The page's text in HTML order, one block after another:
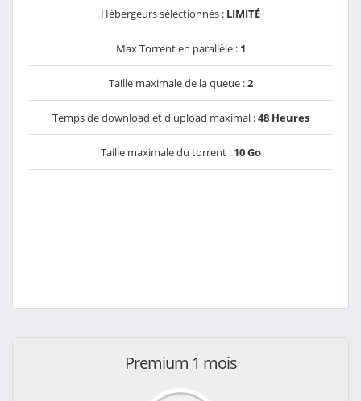
Hébergeurs sélectionnés : LIMITÉ
Max Torrent en parallèle : 1
Taille maximale de la queue :2
Temps de download et d'upload maximal :48 Heures
Taille maximale du torrent : 10 Go
Premium 1 mois